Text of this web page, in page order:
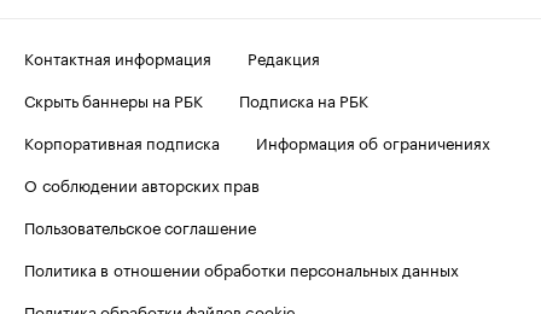
Контактная информация
Редакция
Скрыть баннеры на РБК
Подписка на РБК
Корпоративная подписка
Информация об ограничениях
О соблюдении авторских прав
Пользовательское соглашение
Политика в отношении обработки персональных данных